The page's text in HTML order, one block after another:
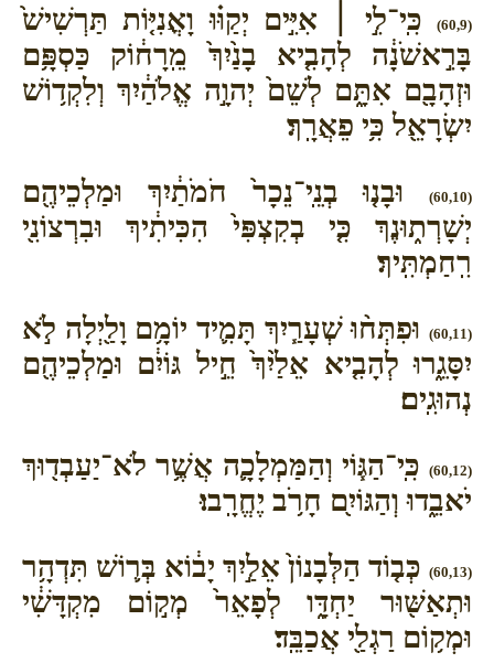
(60,9)
כִּֽי־לִ֣י ׀ אִיִּ֣ים יְקַוּ֗וּ וָאֳנִיּ֤וֹת תַּרְשִׁישׁ֙
בָּרִ֣אשֹׁנָ֔ה לְהָבִ֤יא בָנַ֙יִךְ֙ מֵֽרָח֔וֹק כַּסְפָּ֥ם
וּזְהָבָ֖ם אִתָּ֑ם לְשֵׁם֙ יְהוָ֣ה אֱלֹהַ֔יִךְ וְלִקְד֥וֹשׁ
יִשְׂרָאֵ֖ל כִּ֥י פֵאֲרָֽךְ׃
(60,10)
וּבָנ֤וּ בְנֵֽי־נֵכָר֙ חֹמֹתַ֔יִךְ וּמַלְכֵיהֶ֖ם
יְשָׁרְת֑וּנֶךְ כִּ֤י בְקִצְפִּי֙ הִכִּיתִ֔יךְ וּבִרְצוֹנִ֖י
רִֽחַמְתִּֽיךְ׃
(60,11)
וּפִתְּח֨וּ שְׁעָרַ֧יִךְ תָּמִ֛יד יוֹמָ֥ם וָלַ֖יְלָה לֹ֣א
יִסָּגֵ֑רוּ לְהָבִ֤יא אֵלַ֙יִךְ֙ חֵ֣יל גּוֹיִ֔ם וּמַלְכֵיהֶ֖ם
נְהוּגִֽים׃
(60,12)
כִּֽי־הַגּ֧וֹי וְהַמַּמְלָכָ֛ה אֲשֶׁ֥ר לֹא־יַעַבְד֖וּךְ
יֹאבֵ֑דוּ וְהַגּוֹיִ֖ם חָרֹ֥ב יֶחֱרָֽבוּ׃
(60,13)
כְּב֤וֹד הַלְּבָנוֹן֙ אֵלַ֣יִךְ יָב֔וֹא בְּר֛וֹשׁ תִּדְהָ֥ר
וּתְאַשּׁ֖וּר יַחְדָּ֑ו לְפָאֵר֙ מְק֣וֹם מִקְדָּשִׁ֔י
וּמְק֥וֹם רַגְלַ֖י אֲכַבֵּֽד׃